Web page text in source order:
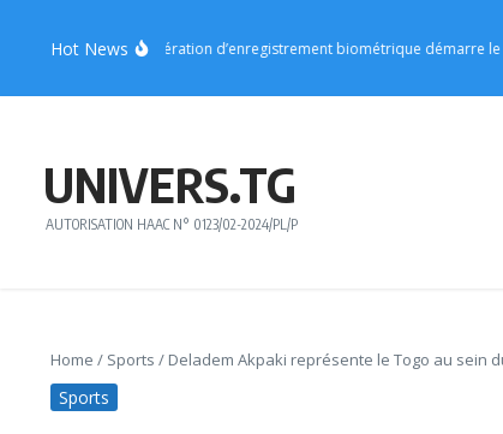
Hot News
Centrale : l’opération d’enregistrement biométrique démarre le 17
UNIVERS.TG
AUTORISATION HAAC N° 0123/02-2024/PL/P
Home / Sports / Deladem Akpaki représente le Togo au sein
Sports